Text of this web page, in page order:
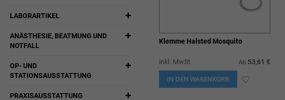
Klemme Halsted Mosquito
inkl. MwSt. Ab 53,61 €
IN DEN WARENKORB
LABORARTIKEL
ANÄSTHESIE, BEATMUNG UND
NOTFALL
OP- UND
STATIONSAUSSTATTUNG
PRAXISAUSSTATTUNG